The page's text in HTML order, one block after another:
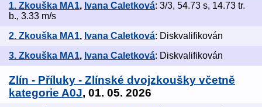
1. Zkouška MA1, Ivana Caletková: 3/3, 54.73 s, 14.73 tr.
b., 3.33 m/s
2. Zkouška MA1, Ivana Caletková: Diskvalifikován
3. Zkouška MA1, Ivana Caletková: Diskvalifikován
Zlín - Příluky - Zlínské dvojzkoušky včetně
kategorie A0J, 01. 05. 2026